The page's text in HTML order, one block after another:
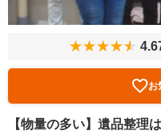
お
【物量の多い】遺品整理